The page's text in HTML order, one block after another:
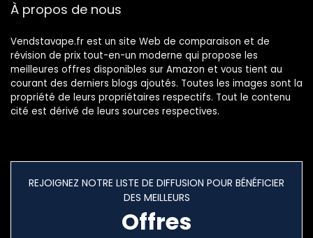
À propos de nous
Vendstavape.fr est un site Web de comparaison et de
révision de prix tout-en-un moderne qui propose les
meilleures offres disponibles sur Amazon et vous tient au
courant des derniers blogs ajoutés. Toutes les images sont la
propriété de leurs propriétaires respectifs. Tout le contenu
cité est dérivé de leurs sources respectives.
REJOIGNEZ NOTRE LISTE DE DIFFUSION POUR BÉNÉFICIER
DES MEILLEURS
Offres